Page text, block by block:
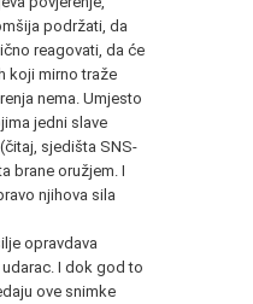
podržati, da
reagovati, da će
koji mirno traže
nema. Umjesto
jedni slave
sjedišta SNS-
brane oružjem. I
njihova sila
opravdava
I dok god to
ove snimke